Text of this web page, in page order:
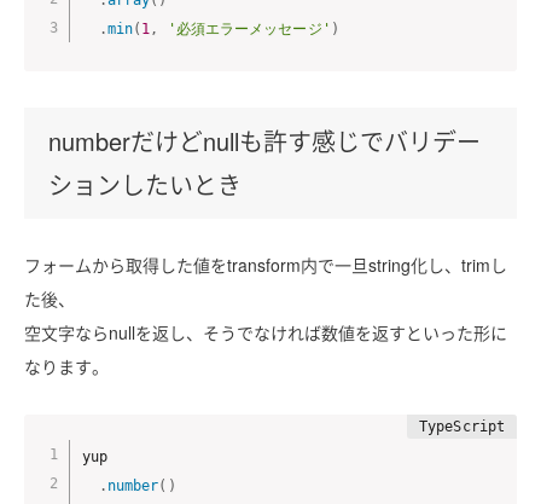
.min( 1, '必須エラーメッセージ' )
numberだけどnullも許す感じでバリデー
ションしたいとき
フォームから取得した値をtransform内で一旦string化し、trimし
た後、
空文字ならnullを返し、そうでなければ数値を返すといった形に
なります。
yup
. number( )